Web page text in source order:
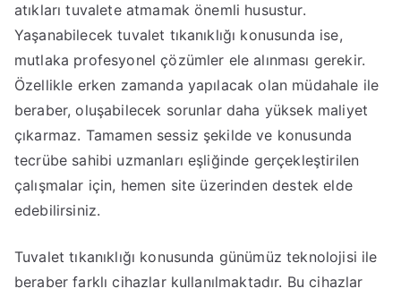
atıkları tuvalete atmamak önemli husustur.
Yaşanabilecek tuvalet tıkanıklığı konusunda ise,
mutlaka profesyonel çözümler ele alınması gerekir.
Özellikle erken zamanda yapılacak olan müdahale ile
beraber, oluşabilecek sorunlar daha yüksek maliyet
çıkarmaz. Tamamen sessiz şekilde ve konusunda
tecrübe sahibi uzmanları eşliğinde gerçekleştirilen
çalışmalar için, hemen site üzerinden destek elde
edebilirsiniz.
Tuvalet tıkanıklığı konusunda günümüz teknolojisi ile
beraber farklı cihazlar kullanılmaktadır. Bu cihazlar